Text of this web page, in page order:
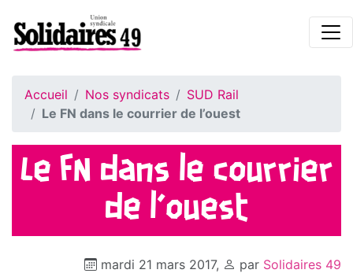
Accueil Nos syndicats
SUD Rail
Le FN dans le courrier de l’ouest
Le FN dans le courrier
de l’ouest
mardi 21 mars 2017, par Solidaires 49